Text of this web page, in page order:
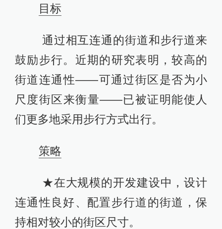
目标
通过相互连通的街道和步行道来
鼓励步行。近期的研究表明，较高的
街道连通性——可通过街区是否为小
尺度街区来衡量——已被证明能使人
们更多地采用步行方式出行。
策略
★在大规模的开发建设中，设计
连通性良好、配置步行道的街道，保
持相对较小的街区尺寸。